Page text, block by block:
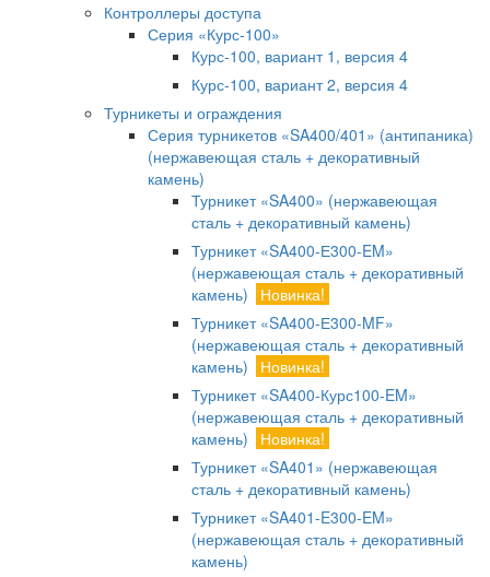
Контроллеры доступа
Серия «Курс-100»
Курс-100, вариант 1, версия 4
Курс-100, вариант 2, версия 4
Турникеты и ограждения
Серия турникетов «SA400/401» (антипаника)
(нержавеющая сталь + декоративный
камень)
Турникет «SA400» (нержавеющая
сталь + декоративный камень)
Турникет «SA400-Е300-EM»
(нержавеющая сталь + декоративный
камень)
Новинка!
Турникет «SA400-Е300-MF»
(нержавеющая сталь + декоративный
камень)
Новинка!
Турникет «SA400-Курс100-EM»
(нержавеющая сталь + декоративный
камень)
Новинка!
Турникет «SA401» (нержавеющая
сталь + декоративный камень)
Турникет «SA401-E300-EM»
(нержавеющая сталь + декоративный
камень)